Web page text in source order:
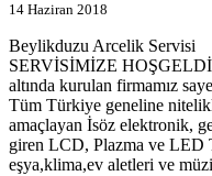
14 Haziran 2018
Beylikduzu Arcelik
SERVİSİMİZE
altında kurulan firmamız
Tüm Türkiye geneline
amaçlayan İsöz elektronik,
giren LCD, Plazma ve LED
eşya,klima,ev aletleri ve